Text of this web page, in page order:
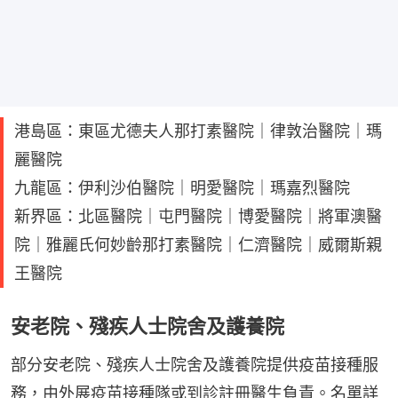
港島區：東區尤德夫人那打素醫院｜律敦治醫院｜瑪
麗醫院
九龍區：伊利沙伯醫院｜明愛醫院｜瑪嘉烈醫院
新界區：北區醫院｜屯門醫院｜博愛醫院｜將軍澳醫
院｜雅麗氏何妙齡那打素醫院｜仁濟醫院｜威爾斯親
王醫院
安老院、殘疾人士院舍及護養院
部分安老院、殘疾人士院舍及護養院提供疫苗接種服
務，由外展疫苗接種隊或到診註冊醫生負責。名單詳